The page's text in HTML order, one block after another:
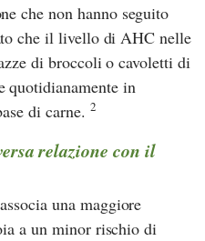
che non hanno seguito
che il livello di AHC nelle
di broccoli o cavoletti di
quotidianamente in
di carne. 2
relazione con il
una maggiore
a un minor rischio di